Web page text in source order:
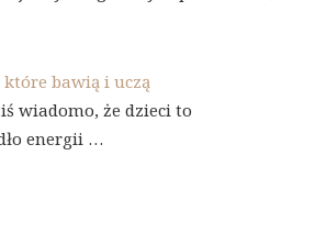
bawią i uczą
wiadomo, że dzieci to
energii …